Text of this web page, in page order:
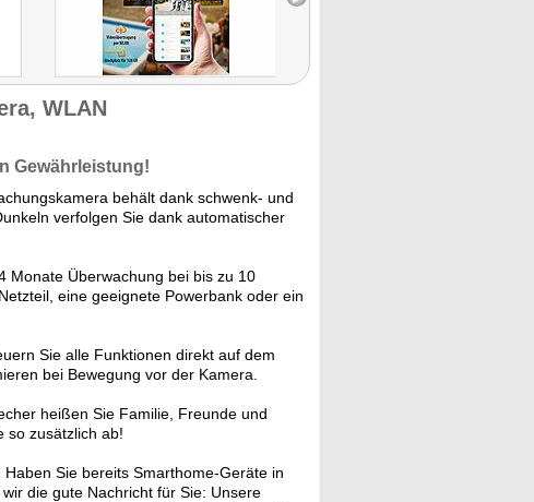
WLAN
Gewährleistung!
behält dank schwenk- und
verfolgen Sie dank automatischer
Monate Überwachung bei bis zu 10
eine geeignete Powerbank oder ein
Sie alle Funktionen direkt auf dem
bei Bewegung vor der Kamera.
heißen Sie Familie, Freunde und
so zusätzlich ab!
Haben Sie bereits Smarthome-Geräte in
die gute Nachricht für Sie: Unsere